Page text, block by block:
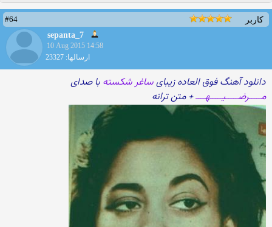
کاربر
#64
sepanta_7
10 Aug 2015 14:58
ارسالها: 23327
دانلود آهنگ فوق العاده زیبایساغر شکسته با صدای
مـــــرضـــــیـــــهــــ+ متن ترانه